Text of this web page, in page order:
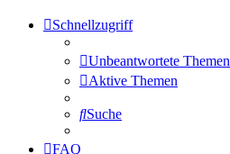
Schnellzugriff
Unbeantwortete Themen
Aktive Themen
Suche
FAQ